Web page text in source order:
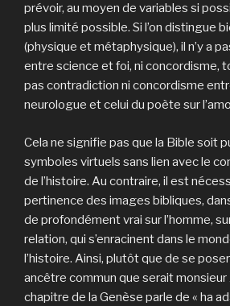
prévoir, au moyen de variables si
plus limité possible. Si l’on distingue
(physique et métaphysique), il n’y a
entre science et foi, ni concordisme,
pas contradiction ni concordisme
neurologue et celui du poète sur
Cela ne signifie pas que la Bible soit
symboles virtuels sans lien avec le
de l’histoire. Au contraire, il est
pertinence des images bibliques,
de profondément vrai sur l’homme,
relation, qui s’enracinent dans le
l’histoire. Ainsi, plutôt que de se
ancêtre commun que serait monsieur
chapitre de la Genèse parle de « ha